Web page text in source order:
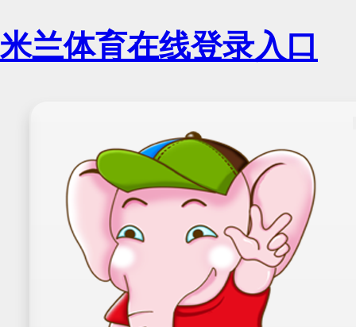
米兰体育在线登录入口